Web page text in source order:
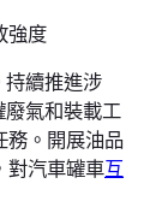
強度
續推進涉
氣和裝載工
務。開展油品
對汽車罐車互